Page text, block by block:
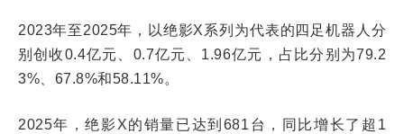
2023年至2025年，以绝影X系列为代表的四足机器人分
别创收0.4亿元、0.7亿元、1.96亿元，占比分别为79.2
3%、67.8%和58.11%。
2025年，绝影X的销量已达到681台，同比增长了超1